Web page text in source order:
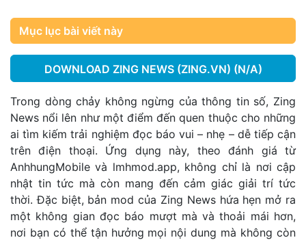
Mục lục bài viết này
DOWNLOAD ZING NEWS (ZING.VN) (N/A)
Trong dòng chảy không ngừng của thông tin số, Zing
News nổi lên như một điểm đến quen thuộc cho những
ai tìm kiếm trải nghiệm đọc báo vui – nhẹ – dễ tiếp cận
trên điện thoại. Ứng dụng này, theo đánh giá từ
AnhhungMobile và lmhmod.app, không chỉ là nơi cập
nhật tin tức mà còn mang đến cảm giác giải trí tức
thời. Đặc biệt, bản mod của Zing News hứa hẹn mở ra
một không gian đọc báo mượt mà và thoải mái hơn,
nơi bạn có thể tận hưởng mọi nội dung mà không còn